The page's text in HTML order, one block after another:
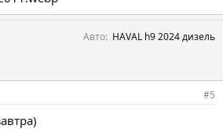
Авто HAVAL h9 2024 дизель
#5